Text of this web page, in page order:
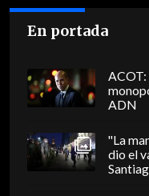
En portada
ACOT:
ADN
"La
dio el